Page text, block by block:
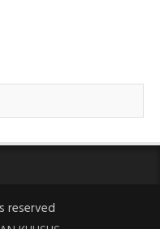
reserved